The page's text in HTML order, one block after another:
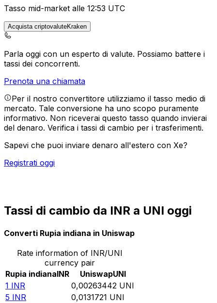
Tasso mid-market alle 12:53 UTC
Acquista criptovaluteKraken
Parla oggi con un esperto di valute. Possiamo battere i
tassi dei concorrenti.
Prenota una chiamata
Per il nostro convertitore utilizziamo il tasso medio di
mercato. Tale conversione ha uno scopo puramente
informativo. Non riceverai questo tasso quando invierai
del denaro. Verifica i tassi di cambio per i trasferimenti.
Sapevi che puoi inviare denaro all'estero con Xe?
Registrati oggi
Tassi di cambio da INR a UNI oggi
Converti Rupia indiana in Uniswap
Rate information of INR/UNI
currency pair
Rupia indianaINR UniswapUNI
1 INR 0,00263442 UNI
5 INR 0,0131721 UNI